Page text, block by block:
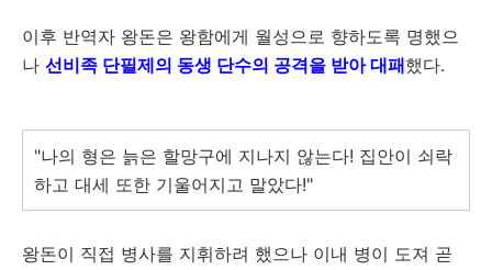
이후 반역자 왕돈은 왕함에게 월성으로 향하도록 명했으
나 선비족 단필제의 동생 단수의 공격을 받아대패했다.
"나의 형은 늙은 할망구에 지나지 않는다! 집안이 쇠락
하고 대세 또한 기울어지고 말았다!"
왕돈이 직접 병사를 지휘하려 했으나 이내 병이 도져 곧